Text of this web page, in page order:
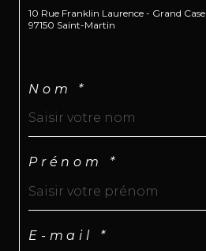
10 Rue Franklin Laurence - Grand Case
97150 Saint-Martin
Nom *
Prénom *
E-mail *